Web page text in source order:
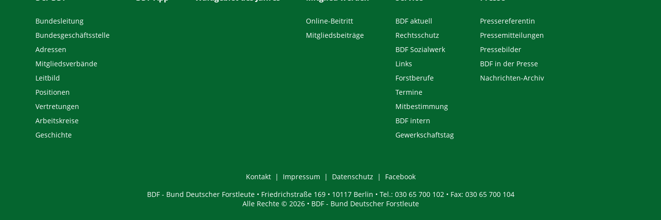
Bundesleitung
Bundesgeschäftsstelle
Adressen
Mitgliedsverbände
Leitbild
Positionen
Vertretungen
Arbeitskreise
Geschichte
Online-Beitritt
Mitgliedsbeiträge
BDF aktuell
Rechtsschutz
BDF Sozialwerk
Links
Forstberufe
Termine
Mitbestimmung
BDF intern
Gewerkschaftstag
Pressereferentin
Pressemitteilungen
Pressebilder
BDF in der Presse
Nachrichten-Archiv
Kontakt Impressum Datenschutz
Facebook
BDF - Bund Deutscher Forstleute • Friedrichstraße 169 • 10117 Berlin • Tel.: 030 65 700 102 • Fax: 030 65 700 104
Alle Rechte © 2026 • BDF - Bund Deutscher Forstleute